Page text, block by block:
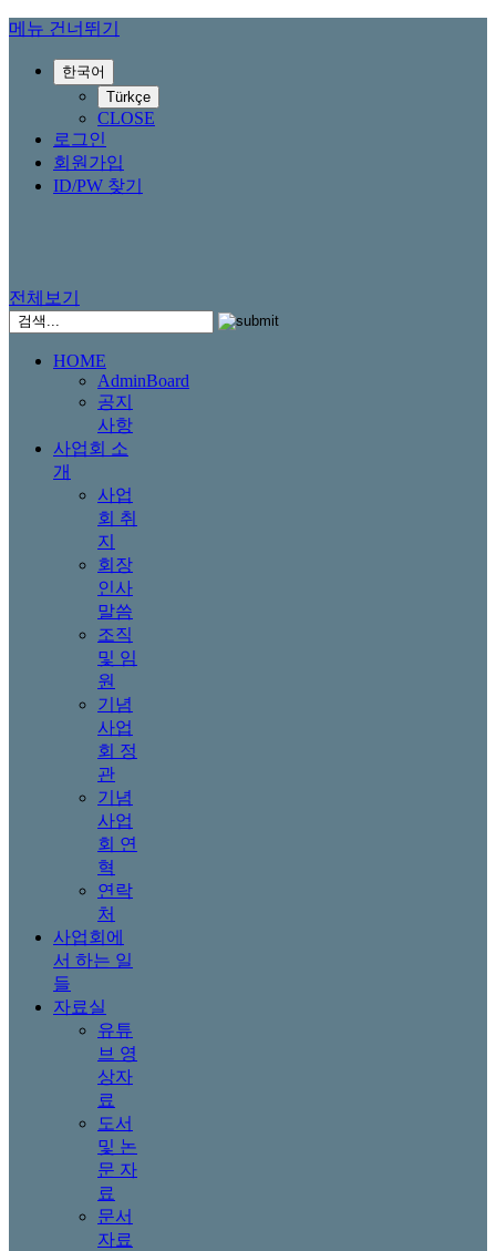
메뉴 건너뛰기
한국어
Türkçe
CLOSE
로그인
회원가입
ID/PW 찾기
전체보기
HOME
AdminBoard
공지
사항
사업회 소
개
사업
회 취
지
회장
인사
말씀
조직
및 임
원
기념
사업
회 정
관
기념
사업
회 연
혁
연락
처
사업회에
서 하는 일
들
자료실
유튜
브 영
상자
료
도서
및 논
문 자
료
문서
자료